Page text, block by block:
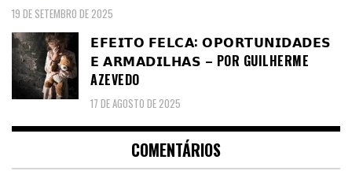
19 DE SETEMBRO DE 2025
𝗘𝗙𝗘𝗜𝗧𝗢 𝗙𝗘𝗟𝗖𝗔: 𝗢𝗣𝗢𝗥𝗧𝗨𝗡𝗜𝗗𝗔𝗗𝗘𝗦
𝗘 𝗔𝗥𝗠𝗔𝗗𝗜𝗟𝗛𝗔𝗦 – POR GUILHERME
AZEVEDO
17 DE AGOSTO DE 2025
COMENTÁRIOS